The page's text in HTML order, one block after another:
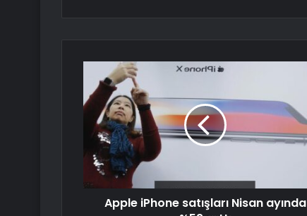
Apple iPhone satışları Nisan ayında